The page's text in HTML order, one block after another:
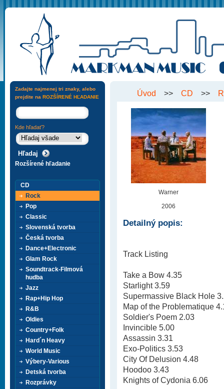
Úvod >> CD >>
Warner
2006
Detailný popis:
Track Listing
Take a Bow 4.35
Starlight 3.59
Supermassive Black Hole
Map of the Problematique
Soldier's Poem 2.03
Invincible 5.00
Assassin 3.31
Exo-Politics 3.53
City Of Delusion 4.48
Hoodoo 3.43
Knights of Cydonia 6.06
Zadajte najmenej tri znaky, alebo
prejdite na ROZŠÍRENÉ HĽADANIE
Kde hľadať?
Rozšírené hľadanie
CD
Rock
Pop
Classic
Slovenská tvorba
Česká tvorba
Dance+Electronic
Glam Rock
Soundtrack-Filmová
hudba
Jazz
Rap+Hip Hop
R&B
Oldies
Country+Folk
Hard´n Heavy
World Music
Výbery-Various
Detská tvorba
Rozprávky